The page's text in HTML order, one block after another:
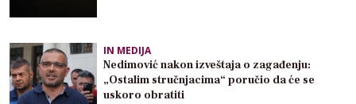
IN MEDIJA
Nedimović nakon izveštaja o zagađenju:
„Ostalim stručnjacima“ poručio da će se
uskoro obratiti